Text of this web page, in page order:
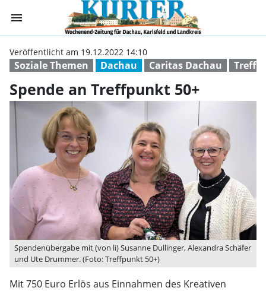
menu Spende an
Soziale Themen Dachau Caritas Dachau
Veröffentlicht am 19.12.2022 14:10
Spende an Treffpunkt 50+
Spendenübergabe mit (von li) Susanne Dullinger, Alexandra Schäfer
und Ute Drummer. (Foto: Treffpunkt 50+)
Mit 750 Euro Erlös aus Einnahmen des Kreativen